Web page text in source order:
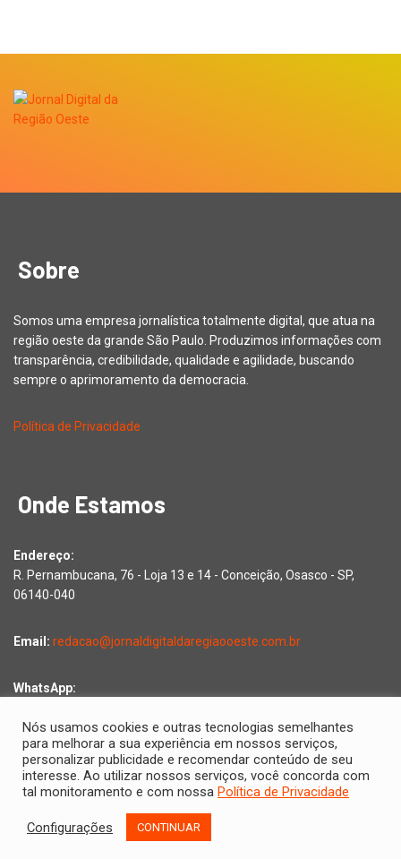
Sobre
Somos uma empresa jornalística totalmente digital, que atua na
região oeste da grande São Paulo. Produzimos informações com
transparência, credibilidade, qualidade e agilidade, buscando
sempre o aprimoramento da democracia.
Política de Privacidade
Onde Estamos
Endereço:
R. Pernambucana, 76 - Loja 13 e 14 - Conceição, Osasco - SP,
06140-040
Email: redacao@jornaldigitaldaregiaooeste.com.br
WhatsApp:
Copyright © 2026 Jornal Digital da Região Oeste | Desenvolvido
Nós usamos cookies e outras tecnologias semelhantes
para melhorar a sua experiência em nossos serviços,
personalizar publicidade e recomendar conteúdo de seu
interesse. Ao utilizar nossos serviços, você concorda com
tal monitoramento e com nossa Política de Privacidade
Configurações CONTINUAR